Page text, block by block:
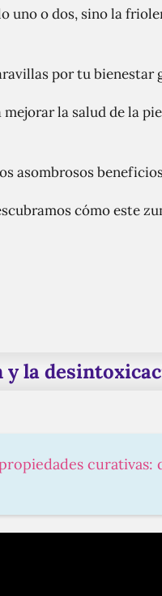
uno o dos, sino la
por tu bienestar
la salud de la
asombrosos
cómo este
la
curativas: